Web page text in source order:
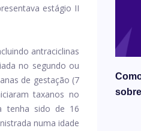
estágio II
antraciclinas
no segundo ou
de gestação (7
taxanos no
tenha sido de 16
numa idade